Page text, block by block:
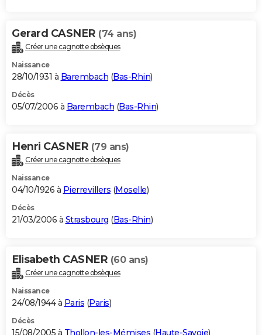
Gerard CASNER (74 ans)
Créer une cagnotte obsèques
Naissance
28/10/1931 à Barembach (Bas-Rhin)
Décès
05/07/2006 à Barembach (Bas-Rhin)
Henri CASNER (79 ans)
Créer une cagnotte obsèques
Naissance
04/10/1926 à Pierrevillers (Moselle)
Décès
21/03/2006 à Strasbourg (Bas-Rhin)
Elisabeth CASNER (60 ans)
Créer une cagnotte obsèques
Naissance
24/08/1944 à Paris (Paris)
Décès
15/08/2005 à Thollon-les-Mémises (Haute-Savoie)